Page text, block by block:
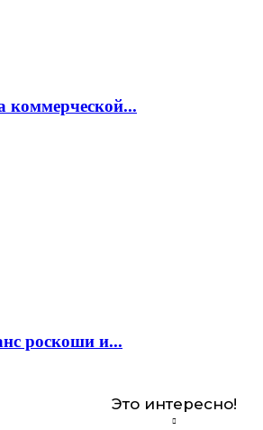
коммерческой...
роскоши и...
Это интересно!